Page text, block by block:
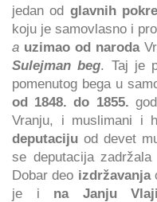
jedan od glavnih
koju je samovlasno i
a uzimao od naroda
Sulejman beg. Taj je
pomenutog bega u
od 1848. do 1855.
Vranju, i muslimani i
deputaciju od devet
se deputacija
Dobar deo izdržavanja
je i na Janju